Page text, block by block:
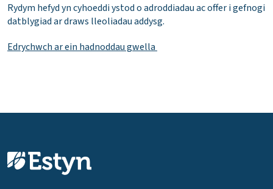
Rydym hefyd yn cyhoeddi ystod o adroddiadau ac offer i gefnogi
datblygiad ar draws lleoliadau addysg.
Edrychwch ar ein hadnoddau gwella